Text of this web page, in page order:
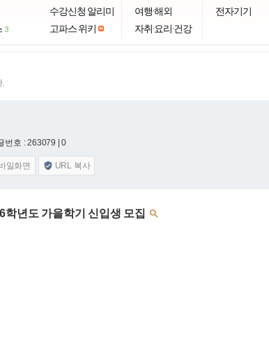
3
수강신청 알리미
고파스 위키
여행·해외
자취·요리·건강
전자기기
.
번호 : 263079 | 0
일화면  URL 복사
학년도 가을학기 신입생 모집 